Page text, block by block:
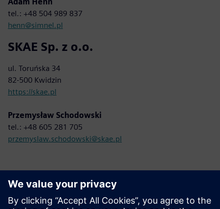
tel.: +48 504 989 837
henn@simnel.pl
SKAE Sp. z o.o.
ul. Toruńska 34
82-500 Kwidzin
https://skae.pl
Przemysław Schodowski
tel.: +48 605 281 705
przemyslaw.schodowski@skae.pl